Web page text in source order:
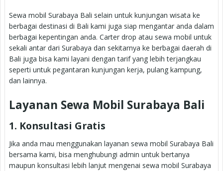
Sewa mobil Surabaya Bali selain untuk kunjungan wisata ke
berbagai destinasi di Bali kami juga siap mengantar anda dalam
berbagai kepentingan anda. Carter drop atau sewa mobil untuk
sekali antar dari Surabaya dan sekitarnya ke berbagai daerah di
Bali juga bisa kami layani dengan tarif yang lebih terjangkau
seperti untuk pegantaran kunjungan kerja, pulang kampung,
dan lainnya.
Layanan Sewa Mobil Surabaya Bali
1. Konsultasi Gratis
Jika anda mau menggunakan layanan sewa mobil Surabaya Bali
bersama kami, bisa menghubungi admin untuk bertanya
maupun konsultasi lebih lanjut mengenai sewa mobil Surabaya